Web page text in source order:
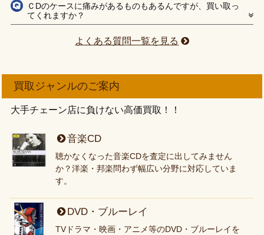
ＣDのケースに痛みがあるものもあるんですが、買い取っ
てくれますか？
よくある質問一覧を見る
買取ジャンルのご案内
大手チェーン店に負けない高価買取！！
音楽CD
聴かなくなった音楽CDを査定に出してみません
か？洋楽・邦楽問わず幅広い分野に対応していま
す。
DVD・ブルーレイ
TVドラマ・映画・アニメ等のDVD・ブルーレイを